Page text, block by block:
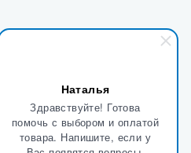
Наталья
Здравствуйте! Готова
помочь с выбором и оплатой
товара. Напишите, если у